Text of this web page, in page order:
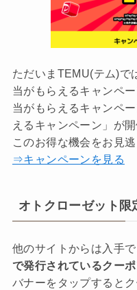
ただいまTEMU(テム)で
当がもらえるキャンペ
当がもらえるキャンペ
えるキャンペーン」が
このお得な機会をお見逃
⇒キャンペーンを見る
オトクローゼット限
他のサイトからは入手で
で発行されているクー
バナーをタップすると